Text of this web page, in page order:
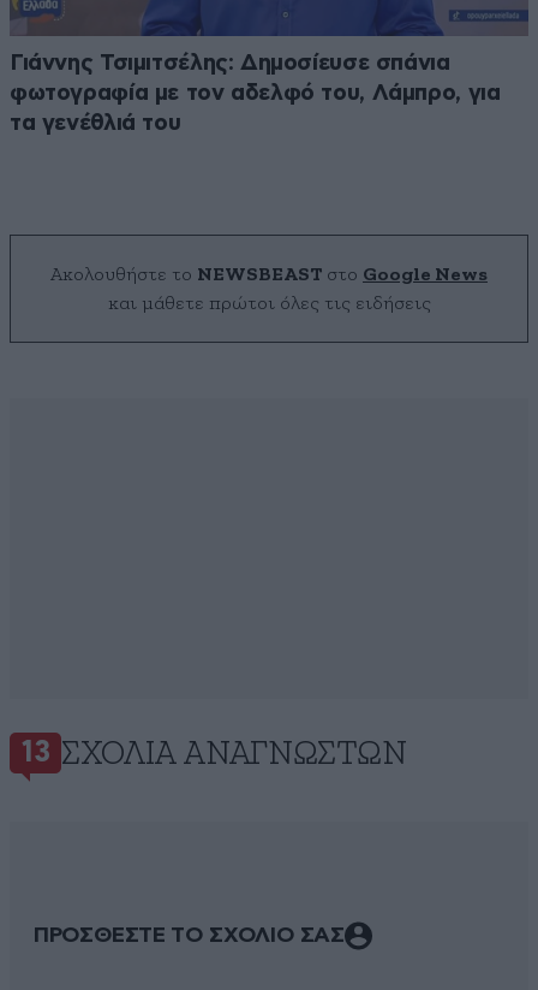
Γιάννης Τσιμιτσέλης: Δημοσίευσε σπάνια
φωτογραφία με τον αδελφό του, Λάμπρο, για
τα γενέθλιά του
Ακολουθήστε το NEWSBEAST στο Google News
και μάθετε πρώτοι όλες τις ειδήσεις
13 ΣΧΌΛΙΑ ΑΝΑΓΝΩΣΤΏΝ
ΠΡΟΣΘΕΣΤΕ ΤΟ ΣΧΟΛΙΟ ΣΑΣ